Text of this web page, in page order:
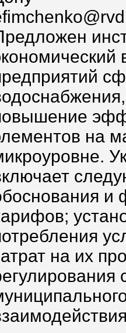
на
и
на их